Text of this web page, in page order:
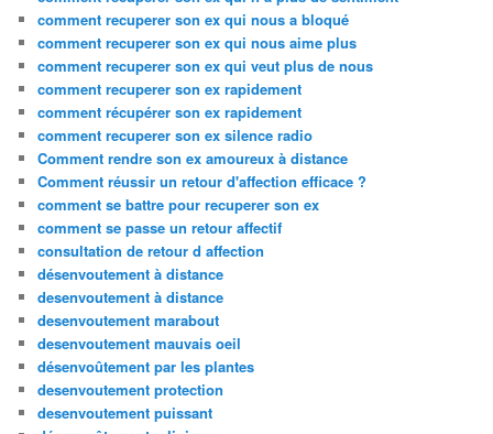
comment recuperer son ex qui nous a bloqué
comment recuperer son ex qui nous aime plus
comment recuperer son ex qui veut plus de nous
comment recuperer son ex rapidement
comment récupérer son ex rapidement
comment recuperer son ex silence radio
Comment rendre son ex amoureux à distance
Comment réussir un retour d'affection efficace ?
comment se battre pour recuperer son ex
comment se passe un retour affectif
consultation de retour d affection
désenvoutement à distance
desenvoutement à distance
desenvoutement marabout
desenvoutement mauvais oeil
désenvoûtement par les plantes
desenvoutement protection
desenvoutement puissant